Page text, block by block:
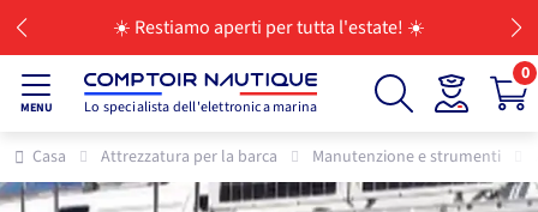
☀️ Restiamo aperti per tutta l'estate! ☀️
MENU Lo specialista dell'elettronica marina
0
Casa Attrezzatura per la barca Manutenzione e strumenti